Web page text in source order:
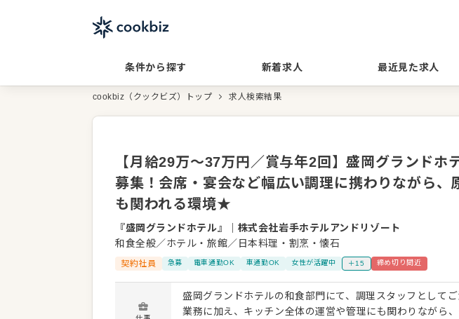
条件から探す 新着求人 最近見た求人
cookbiz（クックビズ）トップ 求人検索結果
【月給29万～37万円／賞与年2回】盛岡グランドホ
募集！会席・宴会など幅広い調理に携わりながら、
も関われる環境★
『盛岡グランドホテル』
株式会社岩手ホテルアンドリゾート
和食全般／ホテル・旅館／日本料理・割烹・懐石
契約社員 急募 電車通勤OK 車通勤OK 女性が活躍中 ＋15 締め切り間近
盛岡グランドホテルの和食部門にて、調理スタッフとして
業務に加え、キッチン全体の運営や管理にも関わりながら